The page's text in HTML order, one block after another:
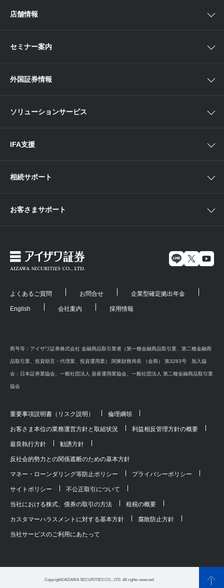
ETF・ETN・REIT
ラップサービス
新商品情報
取引ツール
各種お手続き
便利なサービス
当社サービスのご利用にあたって
店舗情報
近畿
セミナー案内
外国証券情報
ソリューションサービス
IFA支援
相続サポート
お客さまサポート
よくあるご質問 お問合せ 企業型確定拠出年金
English 会社案内 採用情報
商号等：アイザワ証券株式会社 金融商品取引業者（第一種金融商品取引業、第二種金融商
品取引業、投資助言・代理業、投資運用業） 関東財務局長 （金商） 第3283号 加入協
会：日本証券業協会、一般社団法人 資産運用業協会、一般社団法人 第二種金融商品取引業
協会
重要事項説明書（リスク説明） 倫理綱領
お客さま本位の業務運営方針と取組状況 利益相反管理方針の概要
最良執行方針 勧誘方針
反社会的勢力との関係遮断のための基本方針
マネー・ローンダリング等防止ポリシー プライバシーポリシー
サイトポリシー 不公正取引について
当社における株式、債券の取引の方法 租税の概要
カスタマーハラスメントに対する基本方針 腐敗防止方針
当社サービスのご利用にあたって
Copyright©AIZAWA SECURITIES CO., LTD. All rights reserved.